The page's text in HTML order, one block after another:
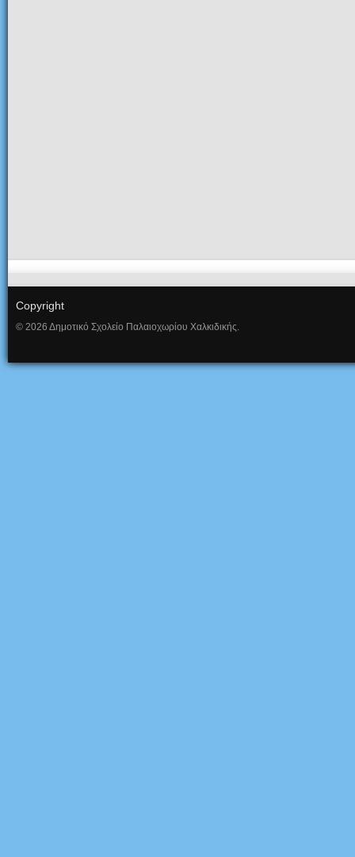
Copyright
© 2026 Δημοτικό Σχολείο Παλαιοχωρίου Χαλκιδικής.